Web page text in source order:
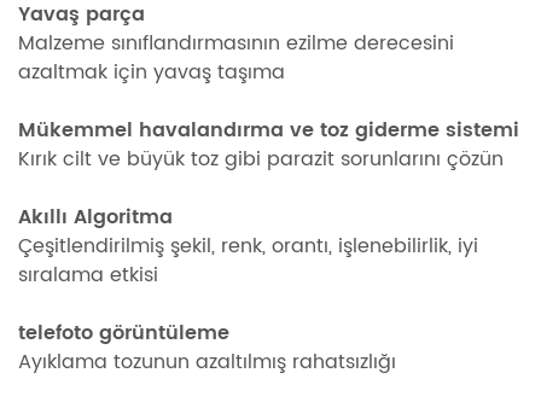
Yavaş parça
Malzeme sınıflandırmasının ezilme derecesini
azaltmak için yavaş taşıma
Mükemmel havalandırma ve toz giderme sistemi
Kırık cilt ve büyük toz gibi parazit sorunlarını çözün
Akıllı Algoritma
Çeşitlendirilmiş şekil, renk, orantı, işlenebilirlik, iyi
sıralama etkisi
telefoto görüntüleme
Ayıklama tozunun azaltılmış rahatsızlığı